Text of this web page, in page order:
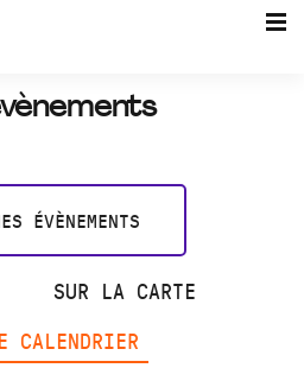
ÉVÈNEMENTS
SUR LA CARTE
CALENDRIER